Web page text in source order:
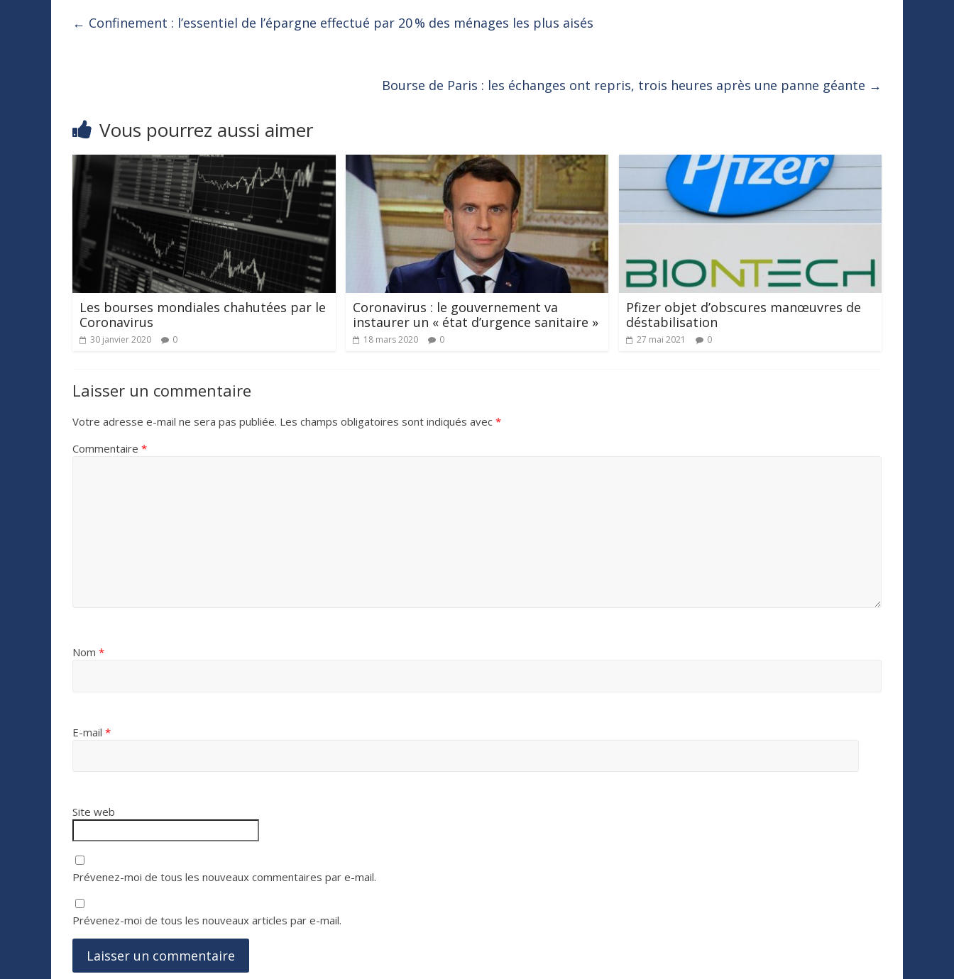
← Confinement : l’essentiel de l’épargne effectué par 20 % des ménages les plus aisés
Bourse de Paris : les échanges ont repris, trois heures après une panne géante →
Vous pourrez aussi aimer
Les bourses mondiales chahutées par le
Coronavirus
30 janvier 2020 0
Coronavirus : le gouvernement va
instaurer un « état d’urgence sanitaire »
18 mars 2020 0
Pfizer objet d’obscures manœuvres de
déstabilisation
27 mai 2021 0
Laisser un commentaire
Votre adresse e-mail ne sera pas publiée. Les champs obligatoires sont indiqués avec *
Commentaire *
Nom *
E-mail *
Site web
Prévenez-moi de tous les nouveaux commentaires par e-mail.
Prévenez-moi de tous les nouveaux articles par e-mail.